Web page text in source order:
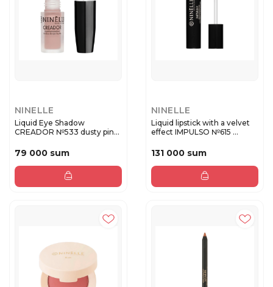
NINELLE
Liquid Eye Shadow
CREADOR №533 dusty pink
79 000 sum
NINELLE
Liquid lipstick with a velvet
effect IMPULSO №615 ...
131 000 sum